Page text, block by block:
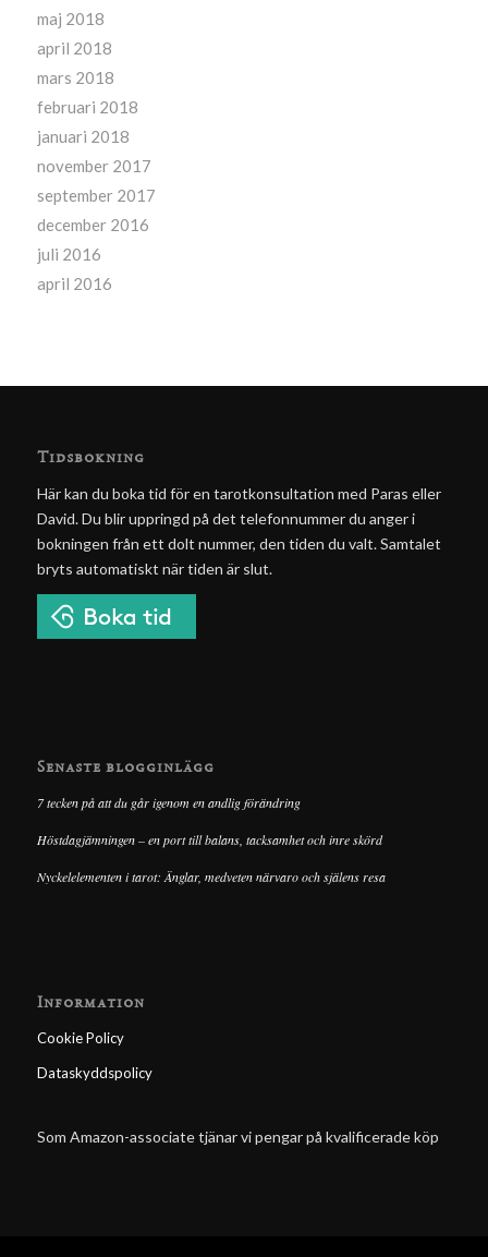
maj 2018
april 2018
mars 2018
februari 2018
januari 2018
november 2017
september 2017
december 2016
juli 2016
april 2016
Tidsbokning
Här kan du boka tid för en tarotkonsultation med Paras eller
David. Du blir uppringd på det telefonnummer du anger i
bokningen från ett dolt nummer, den tiden du valt. Samtalet
bryts automatiskt när tiden är slut.
Senaste blogginlägg
7 tecken på att du går igenom en andlig förändring
Höstdagjämningen – en port till balans, tacksamhet och inre skörd
Nyckelelementen i tarot: Änglar, medveten närvaro och själens resa
Information
Cookie Policy
Dataskyddspolicy
Som Amazon-associate tjänar vi pengar på kvalificerade köp